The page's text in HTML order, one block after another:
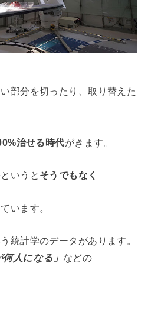
部分を切ったり、取り替えた
治せる時代がきます。
いうと そうでもなく
います。
統計学のデータがあります。
人になる」 などの